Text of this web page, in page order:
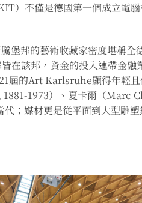
不僅是德國第一個成立電腦
邦的藝術收藏家密度堪稱全
該邦，資金的投入連帶金融
屆的Art Karlsruhe顯得年輕
1973）、夏卡爾（Marc
；媒材更是從平面到大型雕